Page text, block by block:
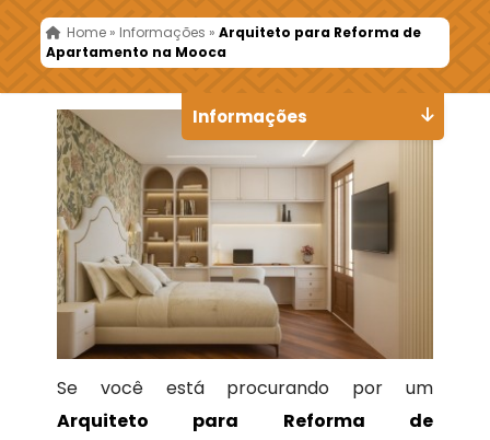
Home » Informações »Arquiteto para Reforma de
Apartamento na Mooca
Se você está procurando por um
Arquiteto para Reforma de
Informações